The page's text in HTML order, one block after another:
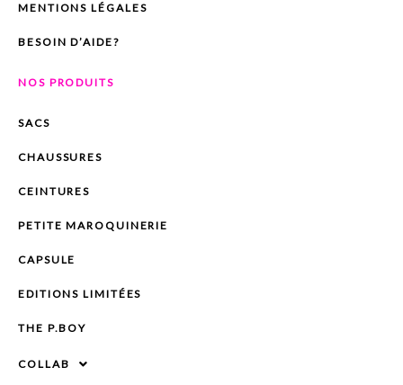
MENTIONS LÉGALES
BESOIN D’AIDE?
NOS PRODUITS
SACS
CHAUSSURES
CEINTURES
PETITE MAROQUINERIE
CAPSULE
EDITIONS LIMITÉES
THE P.BOY
COLLAB